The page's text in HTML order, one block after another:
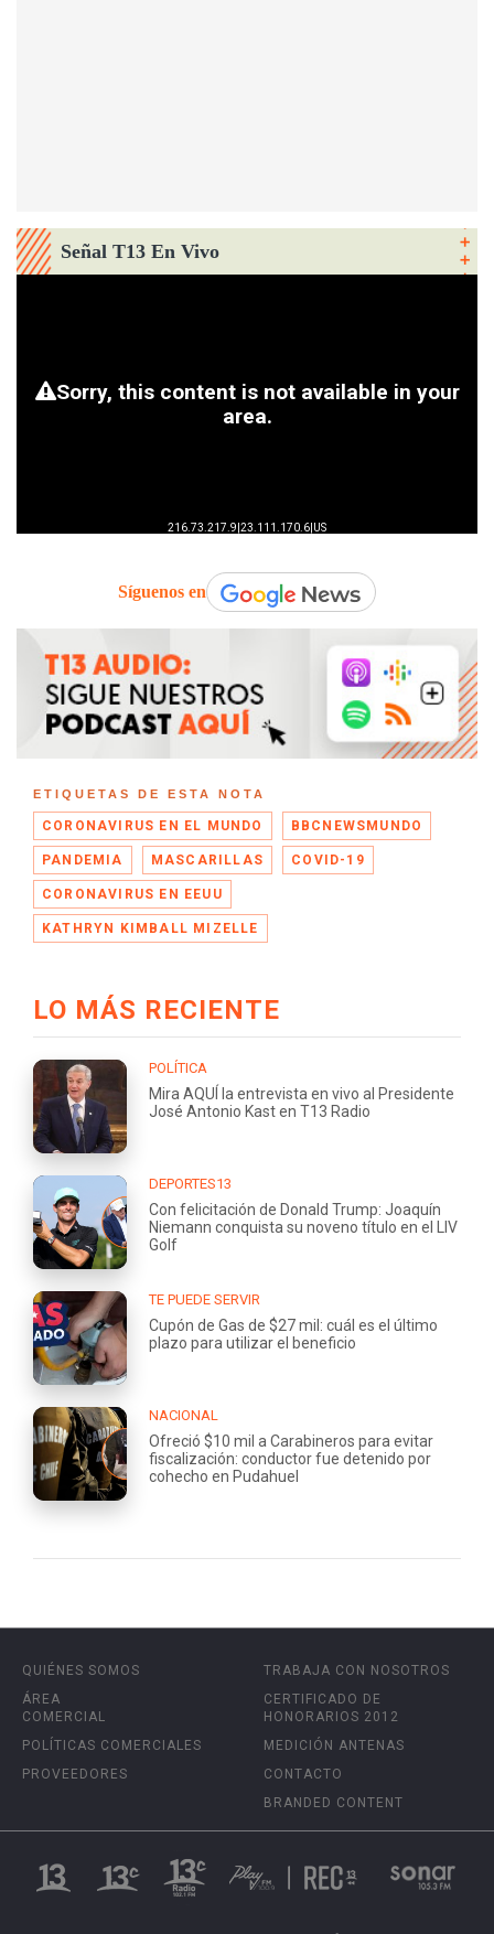
Señal T13 En Vivo
Síguenos en
ETIQUETAS DE ESTA NOTA
CORONAVIRUS EN EL MUNDO BBCNEWSMUNDO
PANDEMIA MASCARILLAS COVID-19
CORONAVIRUS EN EEUU
KATHRYN KIMBALL MIZELLE
LO MÁS RECIENTE
POLÍTICA
Mira AQUÍ la entrevista en vivo al Presidente
José Antonio Kast en T13 Radio
DEPORTES13
Con felicitación de Donald Trump: Joaquín
Niemann conquista su noveno título en el LIV
Golf
TE PUEDE SERVIR
Cupón de Gas de $27 mil: cuál es el último
plazo para utilizar el beneficio
NACIONAL
Ofreció $10 mil a Carabineros para evitar
fiscalización: conductor fue detenido por
cohecho en Pudahuel
QUIÉNES SOMOS
ÁREA
COMERCIAL
POLÍTICAS COMERCIALES
PROVEEDORES
TRABAJA CON NOSOTROS
CERTIFICADO DE
HONORARIOS 2012
MEDICIÓN ANTENAS
CONTACTO
BRANDED CONTENT